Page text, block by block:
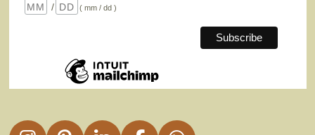
/
( mm / dd )